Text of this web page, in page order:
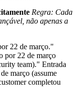
Regra: Cada
não apenas a
22 de março."
por 22 de março
team)." Entrada
março (assume
completou